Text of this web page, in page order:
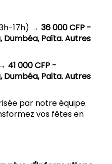
17h) → 36 000 CFP -
Païta. Autres
41 000 CFP -
Païta. Autres
par notre équipe.
vos fêtes en